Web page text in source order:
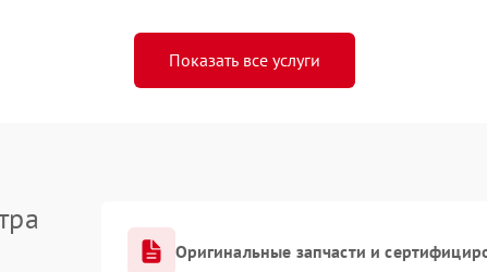
Показать все услуги
Оригинальные запчасти и